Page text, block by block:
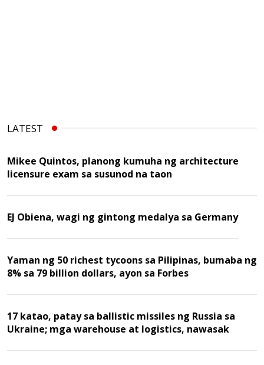
LATEST
Mikee Quintos, planong kumuha ng architecture
licensure exam sa susunod na taon
EJ Obiena, wagi ng gintong medalya sa Germany
Yaman ng 50 richest tycoons sa Pilipinas, bumaba ng
8% sa 79 billion dollars, ayon sa Forbes
17 katao, patay sa ballistic missiles ng Russia sa
Ukraine; mga warehouse at logistics, nawasak